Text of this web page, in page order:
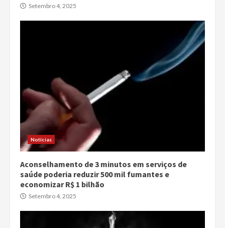
Setembro 4, 2025
Notícias
Aconselhamento de 3 minutos em serviços de
saúde poderia reduzir 500 mil fumantes e
economizar R$ 1 bilhão
Setembro 4, 2025